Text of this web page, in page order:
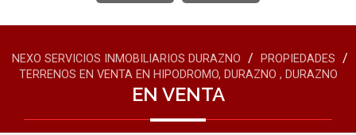
NEXO SERVICIOS INMOBILIARIOS DURAZNO / PROPIEDADES /
TERRENOS EN VENTA EN HIPODROMO, DURAZNO , DURAZNO
EN VENTA